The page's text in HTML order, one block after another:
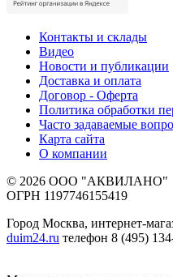
Контакты и склады
Видео
Новости и публикации
Доставка и оплата
Договор - Оферта
Политика обработки
Часто задаваемые
Карта сайта
О компании
© 2026 ООО "АКВИЛАНО"
ОГРН 1197746155419
Город Москва, интернет-
duim24.ru телефон 8 (495)